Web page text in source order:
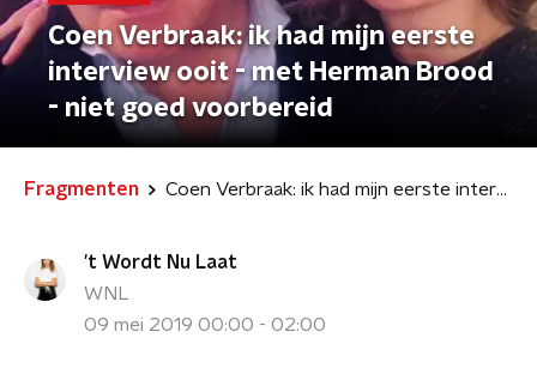
Coen Verbraak: ik had mijn eerste
interview ooit - met Herman Brood
- niet goed voorbereid
Fragmenten Coen Verbraak: ik had mijn eerste interview ooit - met Herman Brood - niet goed voorbereid
't Wordt Nu Laat
WNL
09 mei 2019 00:00 - 02:00